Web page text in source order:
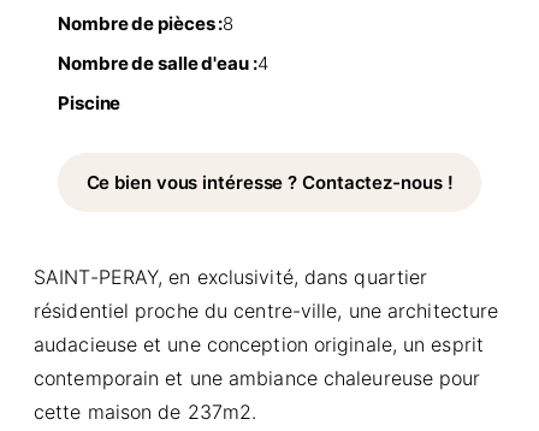
Nombre de pièces :8
Nombre de salle d'eau :4
Piscine
Ce bien vous intéresse ? Contactez-nous !
SAINT-PERAY, en exclusivité, dans quartier
résidentiel proche du centre-ville, une architecture
audacieuse et une conception originale, un esprit
contemporain et une ambiance chaleureuse pour
cette maison de 237m2.